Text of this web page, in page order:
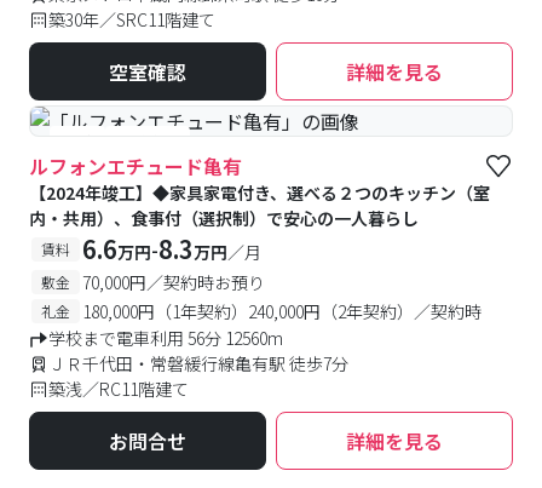
築30年／SRC11階建て
空室確認 詳細を見る
#築浅 #食事付き
ルフォンエチュード亀有
【2024年竣工】◆家具家電付き、選べる２つのキッチン（室
内・共用）、食事付（選択制）で安心の一人暮らし
賃料 6.6万円-8.3万円／月
敷金 70,000円／契約時お預り
礼金
180,000円（1年契約）240,000円（2年契約）／契約時
学校まで電車利用 56分 12560m
ＪＲ千代田・常磐緩行線亀有駅 徒歩7分
築浅／RC11階建て
お問合せ 詳細を見る